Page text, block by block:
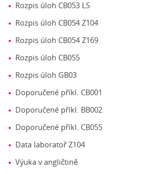
Rozpis úloh CB053 LS
Rozpis úloh CB054 Z104
Rozpis úloh CB054 Z169
Rozpis úloh CB055
Rozpis úloh GB03
Doporučené příkl. CB001
Doporučené příkl. BB002
Doporučené příkl. CB055
Data laboratoř Z104
Výuka v angličtině